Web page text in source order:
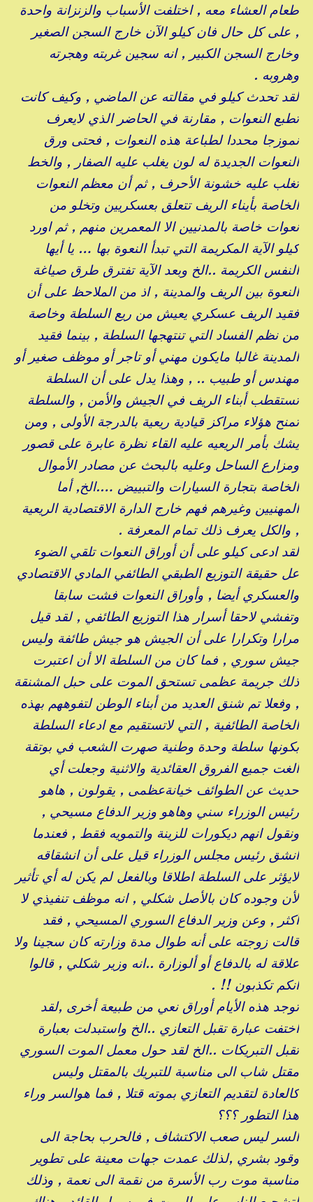
طعام العشاء معه , اختلفت الأسباب والزنزانة واحدة
, على كل حال فان كيلو الآن خارج السجن الصغير
وخارج السجن الكبير , انه سجين غربته وهجرته
وهروبه .
لقد تحدث كيلو في مقالته عن الماضي , وكيف كانت
تطبع النعوات , مقارنة في الحاضر الذي لايعرف
نموزجا محددا لطباعة هذه النعوات , فحتى ورق
النعوات الجديدة له لون يغلب عليه الصفار , والخط
تغلب عليه خشونة الأحرف , ثم أن معظم النعوات
الخاصة بأيناء الريف تتعلق بعسكريين وتخلو من
نعوات خاصة بالمدنيين الا المعمرين منهم , ثم اورد
كيلو الآية المكريمة التي تبدأ النعوة بها … يا أيها
النفس الكريمة ..الخ وبعد الآية تفترق طرق صياغة
النعوة بين الريف والمدينة , اذ من الملاحظ على أن
فقيد الريف عسكري يعيش من ريع السلطة وخاصة
من نظم الفساد التي تنتهجها السلطة , بينما فقيد
المدينة غالبا مايكون مهني أو تاجر أو موظف صغير أو
مهندس أو طبيب .. , وهذا يدل على أن السلطة
تستقطب أبناء الريف في الجيش والأمن , والسلطة
تمنح هؤلاء مراكز قيادية ريعية بالدرجة الأولى , ومن
يشك بأمر الريعيه عليه القاء نظرة عابرة على قصور
ومزارع الساحل وعليه بالبحث عن مصادر الأموال
الخاصة بتجارة السيارات والتبييض ….الخ, أما
المهنيين وغيرهم فهم خارج الدارة الاقتصادية الريعية
, والكل يعرف ذلك تمام المعرفة .
لقد ادعى كيلو على أن أوراق النعوات تلقي الضوء
عل حقيقة التوزيع الطبقي الطائفي المادي الاقتصادي
والعسكري أيضا , وأوراق النعوات فشت سابقا
وتفشي لاحقا أسرار هذا التوزيع الطائفي , لقد قيل
مرارا وتكرارا على أن الجيش هو جيش طائفة وليس
جيش سوري , فما كان من السلطة الا أن اعتبرت
ذلك جريمة عظمى تستحق الموت على حبل المشنقة
, وفعلا تم شنق العديد من أبناء الوطن لتفوههم بهذه
الخاصة الطائفية , التي لاتستقيم مع ادعاء السلطة
بكونها سلطة وحدة وطنية صهرت الشعب في بوتقة
ألغت جميع الفروق العقائدية والاثنية وجعلت أي
حديث عن الطوائف خيانةعظمى , يقولون , هاهو
رئيس الوزراء سني وهاهو وزير الدفاع مسيحي ,
ونقول انهم ديكورات للزينة والتمويه فقط , فعندما
انشق رئيس مجلس الوزراء قيل على أن انشقاقه
لايؤثر على السلطة اطلاقا وبالفعل لم يكن له أي تأثير
لأن وجوده كان بالأصل شكلي , انه موظف تنفيذي لا
أكثر , وعن وزير الدفاع السوري المسيحي , فقد
قالت زوجته على أنه طوال مدة وزارته كان سجينا ولا
علاقة له بالدفاع أو ألوزارة ..انه وزير شكلي , قالوا
انكم تكذبون !! .
توجد هذه الأيام أوراق نعي من طبيعة أخرى ,لقد
اختفت عبارة تقبل التعازي ..الخ واستبدلت بعبارة
تقبل التبريكات ..الخ لقد حول معمل الموت السوري
مقتل شاب الى مناسبة للتبريك بالمقتل وليس
كالعادة لتقديم التعازي بموته قتلا , فما هوالسر وراء
هذا التطور ؟؟؟
السر ليس صعب الاكتشاف , فالحرب بحاجة الى
وقود بشري ,لذلك عمدت جهات معينة على تطوير
مناسبة موت رب الأسرة من نقمة الى نعمة , وذلك